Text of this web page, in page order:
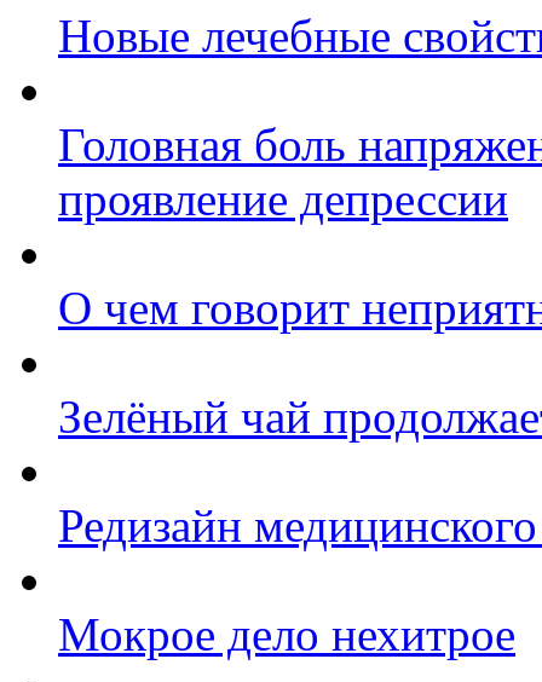
Новые лечебные
Головная боль
проявление депрессии
О чем говорит
Зелёный чай
Редизайн
Мокрое дело нехитрое